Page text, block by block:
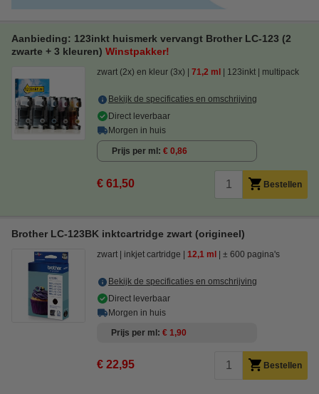
Aanbieding: 123inkt huismerk vervangt Brother LC-123 (2
zwarte + 3 kleuren) Winstpakker!
zwart (2x) en kleur (3x) 71,2 ml 123inkt multipack
Bekijk de specificaties en omschrijving
Direct leverbaar
Morgen in huis
Prijs per ml € 0,86
€ 61,50 Bestellen
Brother LC-123BK inktcartridge zwart (origineel)
zwart inkjet cartridge 12,1 ml ± 600 pagina's
Bekijk de specificaties en omschrijving
Direct leverbaar
Morgen in huis
Prijs per ml
€ 1,90
€ 22,95 Bestellen